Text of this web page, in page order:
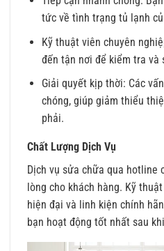
tức về tình trạng tủ lạnh
Kỹ thuật viên chuyên
đến tận nơi để kiểm tra và
Giải quyết kịp thời: Các
chóng, giúp giảm thiểu
phải.
Chất Lượng Dịch Vụ
Dịch vụ sửa chữa qua hotline
lòng cho khách hàng. Kỹ
hiện đại và linh kiện chính
bạn hoạt động tốt nhất sau